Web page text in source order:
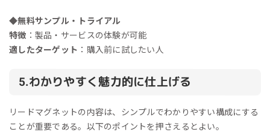
◆無料サンプル・トライアル
特徴 ：製品・サービスの体験が可能
適したターゲット ：購入前に試したい人
5.わかりやすく魅力的に仕上げる
リードマグネットの内容は、シンプルでわかりやすい構成にする
ことが重要である。以下のポイントを押さえるとよい。